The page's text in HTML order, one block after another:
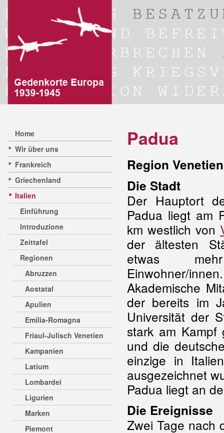
Home
Wir über uns
Frankreich
Griechenland
Italien
Einführung
Introduzione
Zeittafel
Regionen
Abruzzen
Aostatal
Apulien
Emilia-Romagna
Friaul-Julisch Venetien
Kampanien
Latium
Lombardei
Ligurien
Marken
Piemont
Padua
Region
Die Stadt
Der Hauptort
Padua liegt am
km westlich von
der ältesten
etwas
Einwohner/innen.
Akademische
der bereits im
Universität der
stark am
und die
einzige in
ausgezeichnet
Padua liegt an
Die Ereignisse
Zwei Tage nach